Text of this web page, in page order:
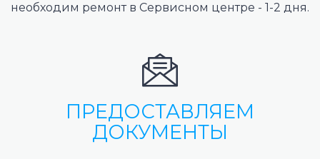
необходим ремонт в Сервисном центре - 1-2 дня.
ПРЕДОСТАВЛЯЕМ
ДОКУМЕНТЫ